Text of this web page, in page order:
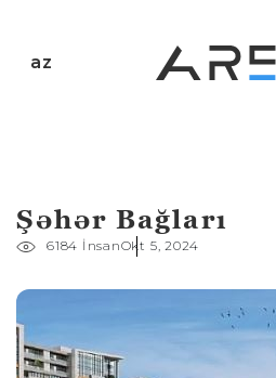
az
Şəhər Bağları
6184 İnsanOkt 5, 2024